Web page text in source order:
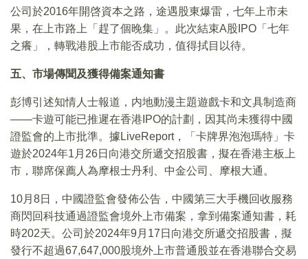
公司於2016年開啓資本之路，途遇股東爆雷，七年上市未
果，在上市路上「趕了個晚集」。此次結束A股IPO「七年
之癢」，轉戰港股上市能否成功，值得拭目以待。
五、市場傳聞及獲得備案通知書
彭博引述知情人士報道，内地動漫主題遊戲卡和文具制造商
——卡遊可能已推遲在香港IPO的計劃，因其尚未獲得中國
證監會的上市批準。據LiveReport，「卡牌界泡泡瑪特」卡
遊於2024年1月26日向港交所遞交招股書，擬在香港主板上
市，聯席保薦人為摩根士丹利、中金公司、摩根大通。
10月8日，中國證監會發佈公告，中國第三大手機回收服務
商閃回科技通過證監會境外上市備案，拿到備案通知書，耗
時202天。公司於2024年9月17日向港交所遞交招股書，擬
發行不超過67,647,000股境外上市普通股並在香港聯合交易